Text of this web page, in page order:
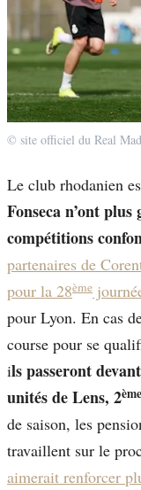
© site officiel du Real
Le club rhodanien
Fonseca n’ont
compétitions
partenaires de
pour la 28ème
pour Lyon. En cas
course pour se
ils passeront
unités de Lens, 2ème
de saison, les
travaillent sur le
aimerait renforcer